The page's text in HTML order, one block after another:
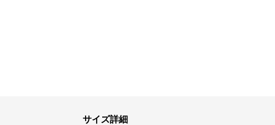
サイズ詳細